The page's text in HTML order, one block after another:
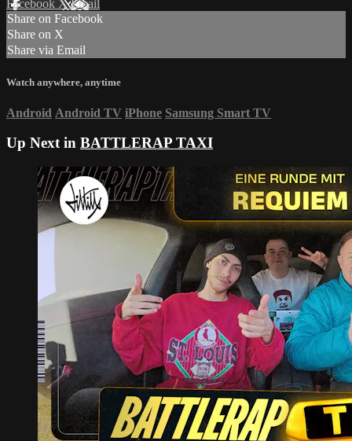
Facebook XEmail
Share on Facebook
Share on X
Share via Email
Watch anywhere, anytime
Android Android TV iPhone Samsung Smart TV
Up Next in BATTLERAP TAXI